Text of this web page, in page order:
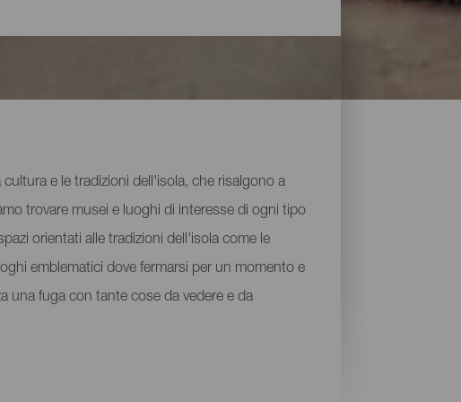
e le tradizioni dell'isola, che risalgono a
trovare musei e luoghi di interesse di ogni tipo
orientati alle tradizioni dell'isola come le
emblematici dove fermarsi per un momento e
una fuga con tante cose da vedere e da